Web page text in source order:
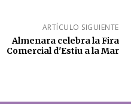
ARTÍCULO SIGUIENTE
Almenara celebra la Fira
Comercial d'Estiu a la Mar